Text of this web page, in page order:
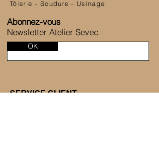
Tôlerie - Soudure - Usinage
Abonnez-vous
Newsletter Atelier Sevec
OK
SERVICE CLIENT